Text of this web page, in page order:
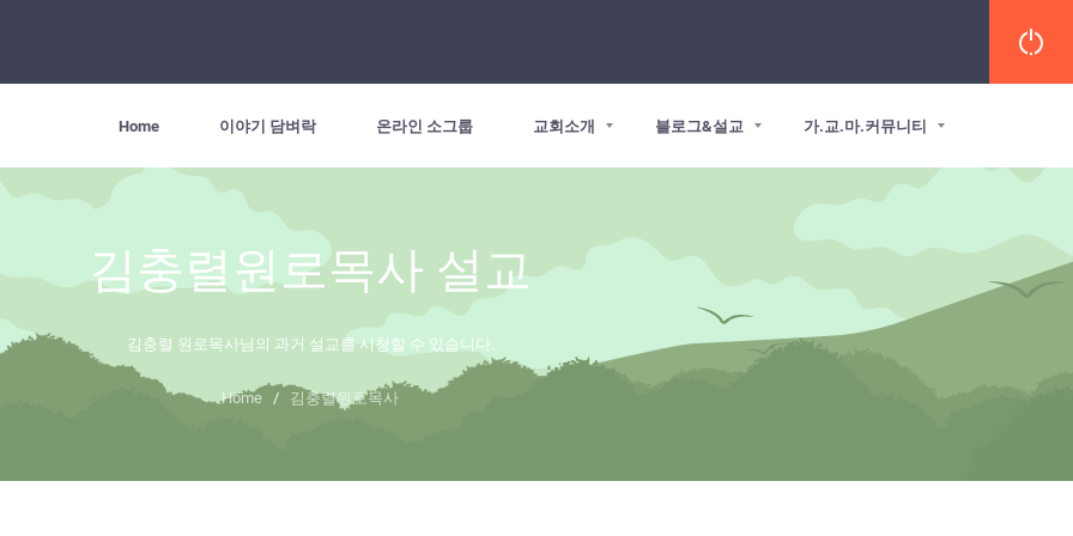
Home 이야기 담벼락 온라인 소그룹 교회소개 블로그&설교 가.교.마.커뮤니티
김충렬원로목사 설교
김충렬 원로목사님의 과거 설교를 시청할 수 있습니다.
Home / 김충렬원로목사